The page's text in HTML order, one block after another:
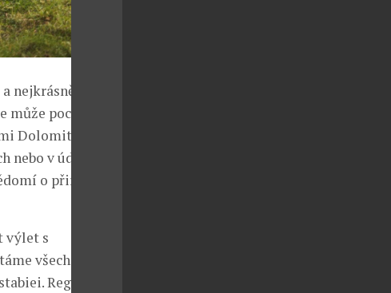
nejkrásnějším
pochlubit
Dolomity,
v údolích.
o přirozené
výlet s
všechny, kdo
Registraci